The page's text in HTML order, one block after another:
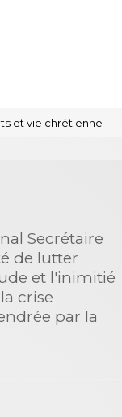
et vie chrétienne
Secrétaire
de lutter
et l'inimitié
crise
par la